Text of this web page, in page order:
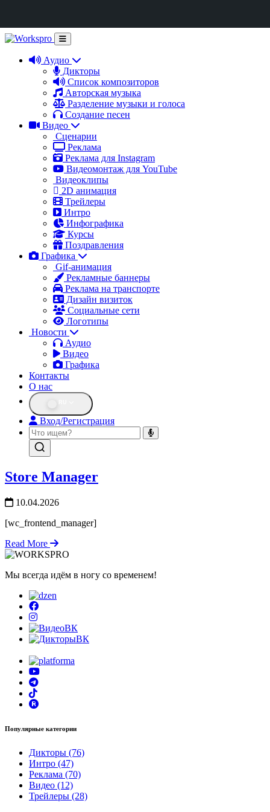
Аудио
Дикторы
Список композиторов
Авторская музыка
Разделение музыки и голоса
Создание песен
Видео
Сценарии
Реклама
Реклама для Instagram
Видеомонтаж для YouTube
Видеоклипы
2D анимация
Трейлеры
Интро
Инфографика
Курсы
Поздравления
Графика
Gif-анимация
Рекламные баннеры
Реклама на транспорте
Дизайн визиток
Социальные сети
Логотипы
Новости
Аудио
Видео
Графика
Контакты
О нас
Вход/Регистрация
Store Manager
10.04.2026
[wc_frontend_manager]
Read More
Мы всегда идём в ногу со временем!
Популярные категории
Дикторы (76)
Интро (47)
Реклама (70)
Видео (12)
Трейлеры (28)